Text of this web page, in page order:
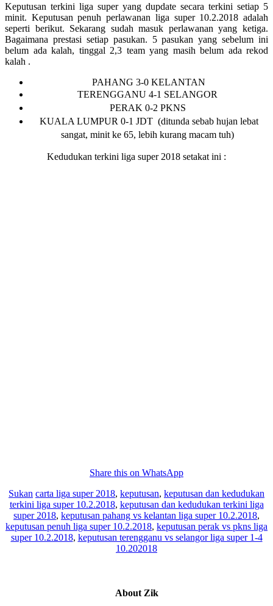
Keputusan terkini liga super yang dupdate secara terkini setiap 5
minit. Keputusan penuh perlawanan liga super 10.2.2018 adalah
seperti berikut. Sekarang sudah masuk perlawanan yang ketiga.
Bagaimana prestasi setiap pasukan. 5 pasukan yang sebelum ini
belum ada kalah, tinggal 2,3 team yang masih belum ada rekod
kalah .
PAHANG 3-0 KELANTAN
TERENGGANU 4-1 SELANGOR
PERAK 0-2 PKNS
KUALA LUMPUR 0-1 JDT (ditunda sebab hujan lebat
sangat, minit ke 65, lebih kurang macam tuh)
Kedudukan terkini liga super 2018 setakat ini :
Share this on WhatsApp
Sukan carta liga super 2018, keputusan, keputusan dan kedudukan
terkini liga super 10.2.2018, keputusan dan kedudukan terkini liga
super 2018, keputusan pahang vs kelantan liga super 10.2.2018,
keputusan penuh liga super 10.2.2018, keputusan perak vs pkns liga
super 10.2.2018, keputusan terengganu vs selangor liga super 1-4
10.202018
About Zik